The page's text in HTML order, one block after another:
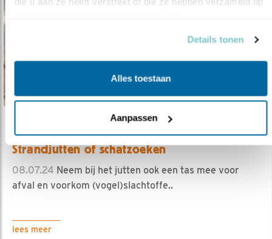
Details tonen
Alles toestaan
Aanpassen
Strandjutten of schatzoeken
08.07.24 Neem bij het jutten ook een tas mee voor
afval en voorkom (vogel)slachtoffe..
lees meer